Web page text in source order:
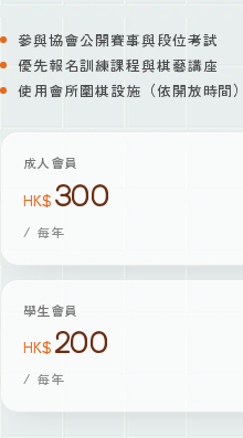
參與協會公開賽事與段位考試
優先報名訓練課程與棋藝講座
使用會所圍棋設施（依開放時間）
成人會員
HK$ 300
/ 每年
學生會員
HK$ 200
/ 每年